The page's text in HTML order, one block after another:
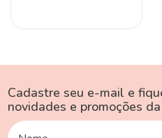
Cadastre seu e-mail e
novidades e promoções